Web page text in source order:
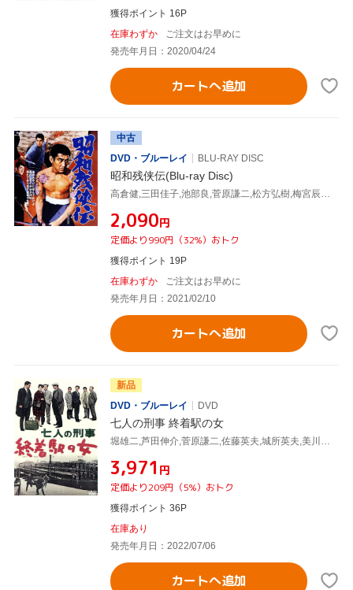
獲得ポイント 16P
在庫わずか
ご注文はお早めに
発売年月日：2020/04/24
カートへ追加
中古
DVD・ブルーレイ
BLU-RAY DISC
昭和残侠伝(Blu-ray Disc)
¥2,090円
定価より990円（32%）おトク
獲得ポイント 19P
在庫わずか
ご注文はお早めに
発売年月日：2021/02/10
カートへ追加
新品
DVD・ブルーレイ
DVD
七人の刑事 終着駅の女
¥3,971 円
定価より209円（5%）おトク
獲得ポイント 36P
在庫あり
発売年月日：2022/07/06
カートへ追加